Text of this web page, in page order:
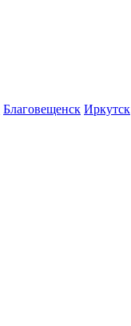
Благовещенск Иркутск